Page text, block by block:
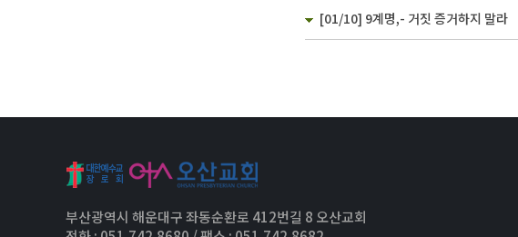
[01/10] 9계명,- 거짓 증거하지 말라
부산광역시 해운대구 좌동순환로 412번길 8 오산교회